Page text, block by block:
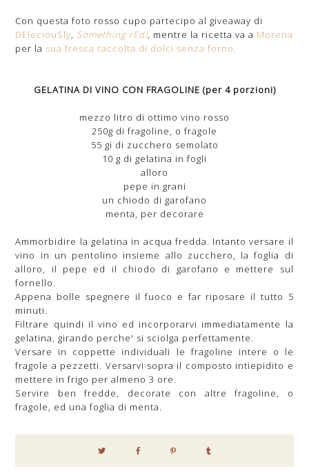
Con questa foto rosso cupo partecipo al giveaway di
DEleciouSly, Something rEd!, mentre la ricetta va a Morena
per la sua fresca raccolta di dolci senza forno.
GELATINA DI VINO CON FRAGOLINE (per 4 porzioni)
mezzo litro di ottimo vino rosso
250g di fragoline, o fragole
55 gi di zucchero semolato
10 g di gelatina in fogli
alloro
pepe in grani
un chiodo di garofano
menta, per decorare
Ammorbidire la gelatina in acqua fredda. Intanto versare il
vino in un pentolino insieme allo zucchero, la foglia di
alloro, il pepe ed il chiodo di garofano e mettere sul
fornello.
Appena bolle spegnere il fuoco e far riposare il tutto 5
minuti.
Filtrare quindi il vino ed incorporarvi immediatamente la
gelatina, girando perche' si sciolga perfettamente.
Versare in coppette individuali le fragoline intere o le
fragole a pezzetti. Versarvi sopra il composto intiepidito e
mettere in frigo per almeno 3 ore.
Servire ben fredde, decorate con altre fragoline, o
fragole, ed una foglia di menta.